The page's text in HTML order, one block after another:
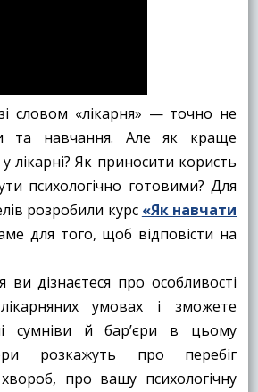
словом «лікарня» — точно не
та навчання. Але як краще
лікарні? Як приносити користь
психологічно готовими? Для
розробили курс «Як навчати
для того, щоб відповісти на
ви дізнаєтеся про особливості
умовах і зможете
сумніви й бар’єри в цьому
розкажуть про перебіг
про вашу психологічну